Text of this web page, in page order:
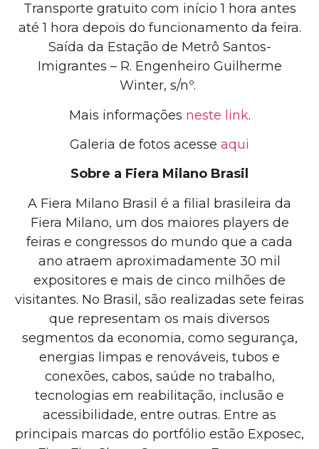
Transporte gratuito com início 1 hora antes
até 1 hora depois do funcionamento da feira.
Saída da Estação de Metrô Santos-
Imigrantes – R. Engenheiro Guilherme
Winter, s/nº.
Mais informações neste link.
Galeria de fotos acesse aqui
Sobre a Fiera Milano Brasil
A Fiera Milano Brasil é a filial brasileira da
Fiera Milano, um dos maiores players de
feiras e congressos do mundo que a cada
ano atraem aproximadamente 30 mil
expositores e mais de cinco milhões de
visitantes. No Brasil, são realizadas sete feiras
que representam os mais diversos
segmentos da economia, como segurança,
energias limpas e renováveis, tubos e
conexões, cabos, saúde no trabalho,
tecnologias em reabilitação, inclusão e
acessibilidade, entre outras. Entre as
principais marcas do portfólio estão Exposec,